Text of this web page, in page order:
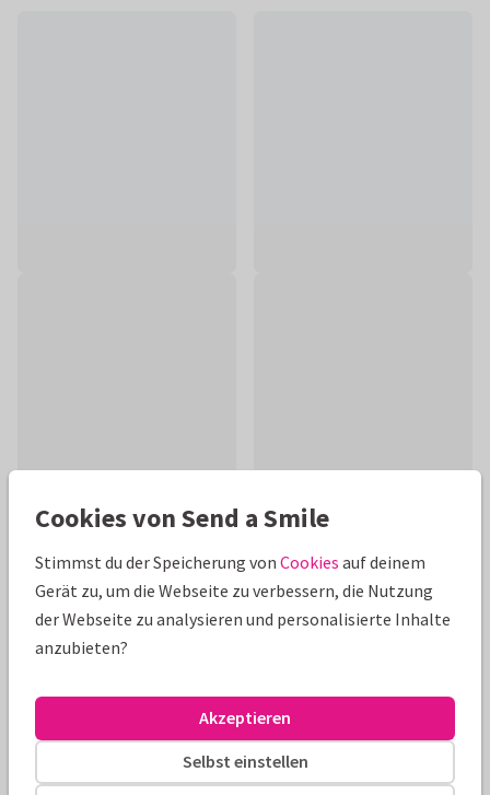
Produktinformation
Tolle Grußkarte als Fotokarte im Goldlook (kein Golddruck).
Alle Texte sind anpassbar. Nur noch eigene Fotos und Text
Alle Karten können nach Wunsch angepasst werden.
Grußkarten Manique Freundschaft
Cookies von Send a Smile
Stimmst du der Speicherung von Cookies auf deinem
Gerät zu, um die Webseite zu verbessern, die Nutzung
der Webseite zu analysieren und personalisierte Inhalte
anzubieten?
Selbst einstellen
Akzeptieren